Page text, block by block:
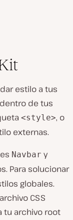
estilo a tus
de tus
<style>, o
externas.
Navbar y
Para solucionar
globales.
CSS
tu archivo root